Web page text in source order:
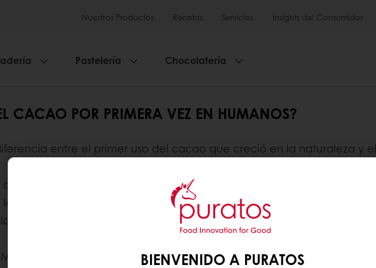
Nuestros Productos Recetas Servicios Insights del Consumidor
Pastelería Chocolatería
CACAO POR PRIMERA VEZ EN HUMANOS?
entre el primer uso del cacao que creció en la naturaleza y
cacao por parte de los seres humanos se remonta a 5500 años
pequeña ciudad de Palanda, en el sur de Ecuador. Ecuador se
región noroeste del Amazonas.
en la región de Soconusco donde vivían los indios Mokaya,
BIENVENIDO A PURATOS